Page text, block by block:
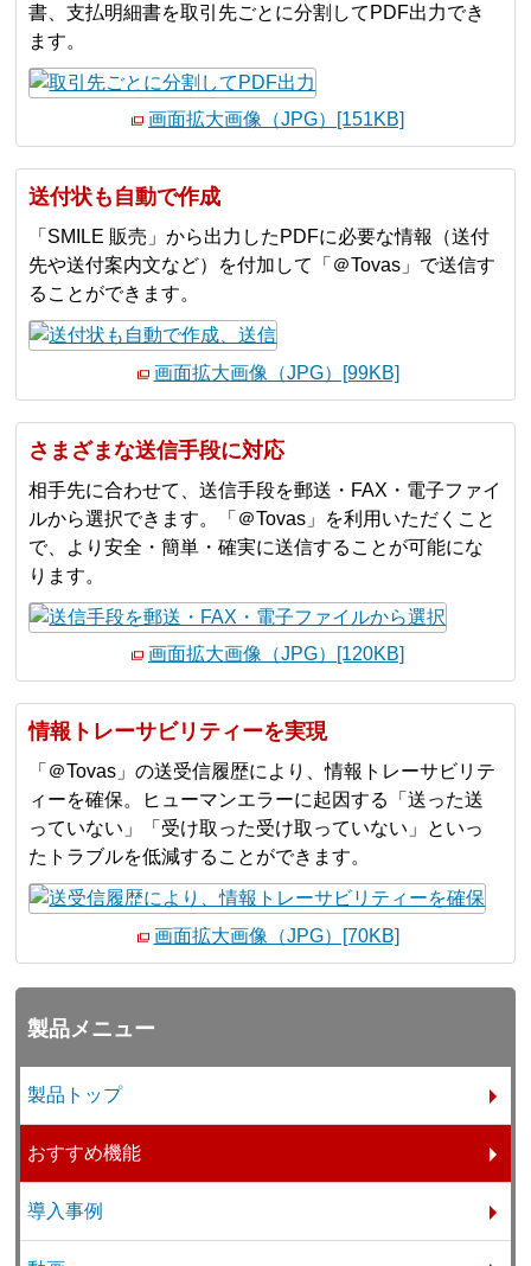
書、支払明細書を取引先ごとに分割してPDF出力でき
ます。
画面拡大画像（JPG）[151KB]
送付状も自動で作成
「SMILE 販売」から出力したPDFに必要な情報（送付
先や送付案内文など）を付加して「＠Tovas」で送信す
ることができます。
画面拡大画像（JPG）[99KB]
さまざまな送信手段に対応
相手先に合わせて、送信手段を郵送・FAX・電子ファイ
ルから選択できます。「＠Tovas」を利用いただくこと
で、より安全・簡単・確実に送信することが可能にな
ります。
画面拡大画像（JPG）[120KB]
情報トレーサビリティーを実現
「＠Tovas」の送受信履歴により、情報トレーサビリテ
ィーを確保。ヒューマンエラーに起因する「送った送
っていない」「受け取った受け取っていない」といっ
たトラブルを低減することができます。
画面拡大画像（JPG）[70KB]
製品メニュー
製品トップ
おすすめ機能
導入事例